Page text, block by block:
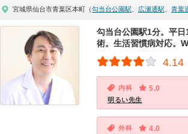
宮城県仙台市青葉区本町（勾当台公園駅 広瀬通駅 青葉
勾当台公園駅1分。平
術。生活習慣病対応。
4.14
内科 5.0
明るい先生
外科 4.0